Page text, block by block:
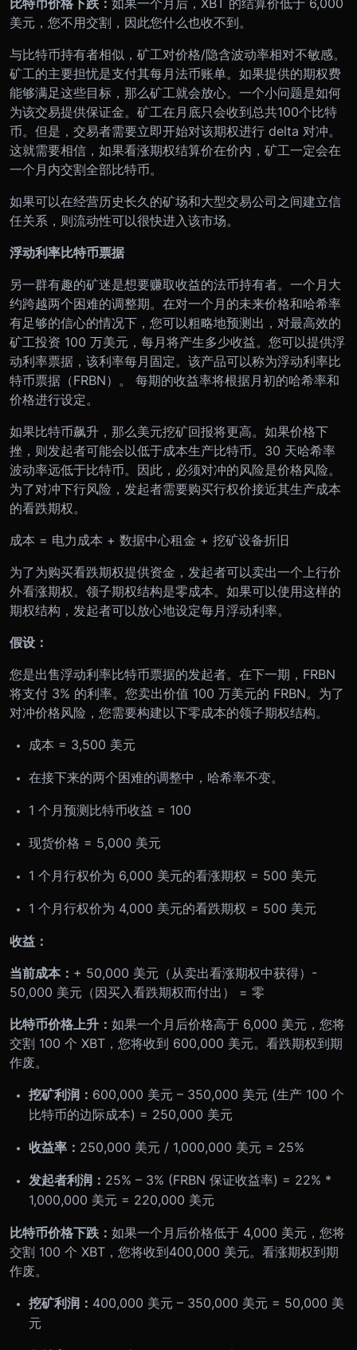
比特币价格下跌： 如果一个月后，XBT 的结算价低于 6,000
美元，您不用交割，因此您什么也收不到。
与比特币持有者相似，矿工对价格/隐含波动率相对不敏感。
矿工的主要担忧是支付其每月法币账单。如果提供的期权费
能够满足这些目标，那么矿工就会放心。一个小问题是如何
为该交易提供保证金。矿工在月底只会收到总共100个比特
币。但是，交易者需要立即开始对该期权进行 delta 对冲。
这就需要相信，如果看涨期权结算价在价内，矿工一定会在
一个月内交割全部比特币。
如果可以在经营历史长久的矿场和大型交易公司之间建立信
任关系，则流动性可以很快进入该市场。
浮动利率比特币票据
另一群有趣的矿迷是想要赚取收益的法币持有者。一个月大
约跨越两个困难的调整期。在对一个月的未来价格和哈希率
有足够的信心的情况下，您可以粗略地预测出，对最高效的
矿工投资 100 万美元，每月将产生多少收益。您可以提供浮
动利率票据，该利率每月固定。该产品可以称为浮动利率比
特币票据（FRBN）。 每期的收益率将根据月初的哈希率和
价格进行设定。
如果比特币飙升，那么美元挖矿回报将更高。如果价格下
挫，则发起者可能会以低于成本生产比特币。30 天哈希率
波动率远低于比特币。因此，必须对冲的风险是价格风险。
为了对冲下行风险，发起者需要购买行权价接近其生产成本
的看跌期权。
成本 = 电力成本 + 数据中心租金 + 挖矿设备折旧
为了为购买看跌期权提供资金，发起者可以卖出一个上行价
外看涨期权。领子期权结构是零成本。如果可以使用这样的
期权结构，发起者可以放心地设定每月浮动利率。
假设：
您是出售浮动利率比特币票据的发起者。在下一期，FRBN
将支付 3% 的利率。您卖出价值 100 万美元的 FRBN。为了
对冲价格风险，您需要构建以下零成本的领子期权结构。
成本 = 3,500 美元
在接下来的两个困难的调整中，哈希率不变。
1 个月预测比特币收益 = 100
现货价格 = 5,000 美元
1 个月行权价为 6,000 美元的看涨期权 = 500 美元
1 个月行权价为 4,000 美元的看跌期权 = 500 美元
收益：
当前成本： + 50,000 美元（从卖出看涨期权中获得）-
50,000 美元（因买入看跌期权而付出） = 零
比特币价格上升： 如果一个月后价格高于 6,000 美元，您将
交割 100 个 XBT，您将收到 600,000 美元。看跌期权到期
作废。
挖矿利润： 600,000 美元 – 350,000 美元 (生产 100 个
比特币的边际成本) = 250,000 美元
收益率： 250,000 美元 / 1,000,000 美元 = 25%
发起者利润： 25% – 3% (FRBN 保证收益率) = 22% *
1,000,000 美元 = 220,000 美元
比特币价格下跌： 如果一个月后价格低于 4,000 美元，您将
交割 100 个 XBT，您将收到400,000 美元。看涨期权到期
作废。
挖矿利润： 400,000 美元 – 350,000 美元 = 50,000 美
元